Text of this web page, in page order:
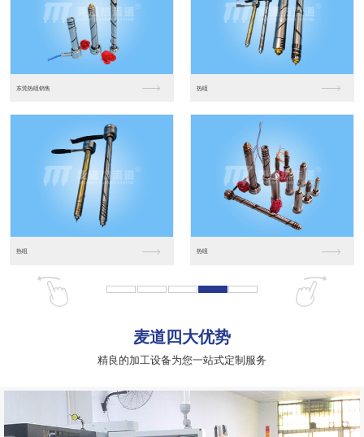
麦道四大优势
精良的加工设备为您一站式定制服务
DEEP TILLAGE OF INDUSTRY
验和成功的解决方案，拥有先进的生产设备，现代化管理体系，以
确保在规定的时间内为客户提供合格的产品；可根据客户的需求和